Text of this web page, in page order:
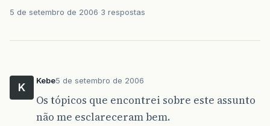
5 de setembro de 2006 3 respostas
K
Kebe5 de setembro de 2006
Os tópicos que encontrei sobre este assunto
não me esclareceram bem.